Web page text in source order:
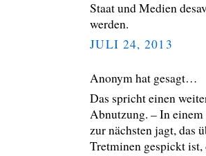
Staat und Medien
werden.
JULI 24, 2013
Anonym hat gesagt…
Das spricht einen
Abnutzung. – In
zur nächsten jagt, das
Tretminen gespickt